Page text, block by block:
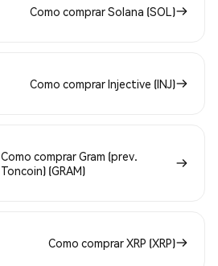
Como comprar Solana (SOL)
Como comprar Injective (INJ)
Como comprar Gram (prev.
Toncoin) (GRAM)
Como comprar XRP (XRP)